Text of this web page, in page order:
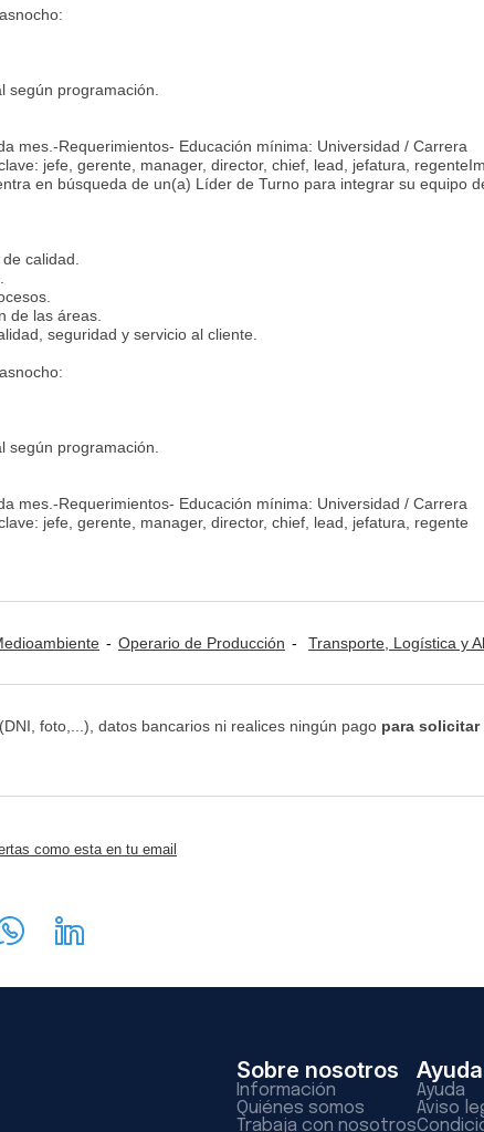
según programación.
mes.-Requerimientos- Educación mínima: Universidad / Carrera
jefe, gerente, manager, director, chief, lead, jefatura,
en búsqueda de un(a) Líder de Turno para integrar su equipo
calidad.
de las áreas.
seguridad y servicio al cliente.
según programación.
mes.-Requerimientos- Educación mínima: Universidad / Carrera
jefe, gerente, manager, director, chief, lead, jefatura, regente
Operario de Producción Transporte, Logística y
(DNI, foto,...), datos bancarios ni realices ningún pago para solicitar
como esta en tu email
Sobre nosotros
Información
Quiénes somos
Trabaja con nosotros
Ayuda
Ayuda
Aviso